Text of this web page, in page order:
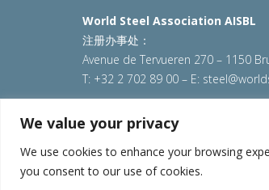
We value your privacy
We use cookies to enhance your browsing
you consent to our use of cookies.
World Steel Association AISBL
注册办事处：
Avenue de Tervueren 270 – 1150
T: +32 2 702 89 00 – E:
VAT Number BE 0406.597.373